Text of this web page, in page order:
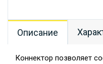
Описание
Коннектор позволяет